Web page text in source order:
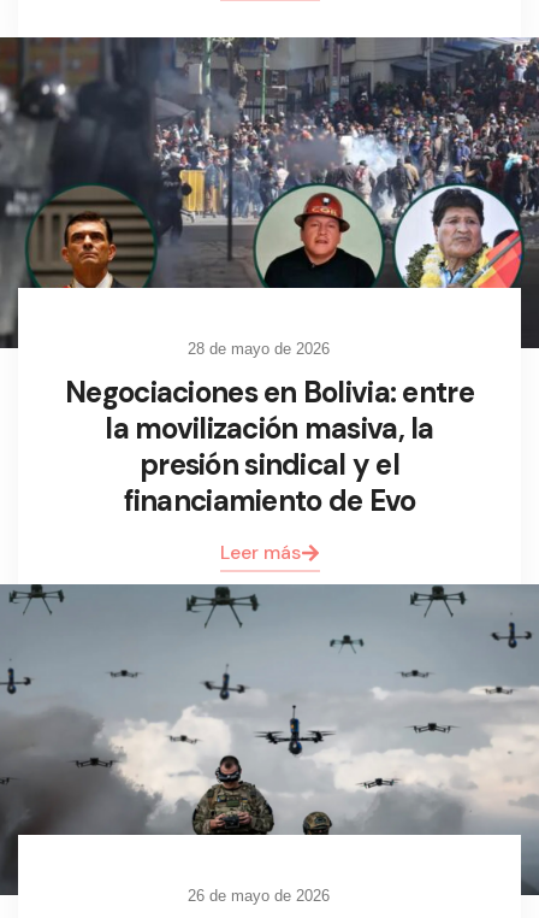
28 de mayo de 2026
Negociaciones en Bolivia: entre
la movilización masiva, la
presión sindical y el
financiamiento de Evo
Leer más
26 de mayo de 2026